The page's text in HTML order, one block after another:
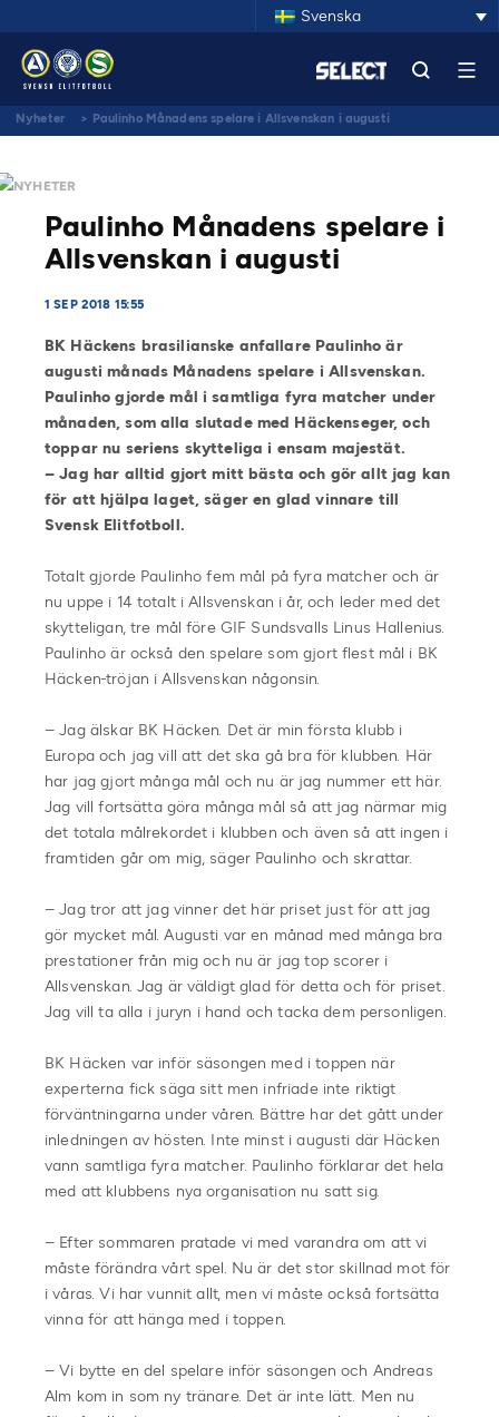
Svenska
Nyheter > Paulinho Månadens spelare i Allsvenskan i augusti
NYHETER
Paulinho Månadens spelare i
Allsvenskan i augusti
1 SEP 2018 15:55
BK Häckens brasilianske anfallare Paulinho är
augusti månads Månadens spelare i Allsvenskan.
Paulinho gjorde mål i samtliga fyra matcher under
månaden, som alla slutade med Häckenseger, och
toppar nu seriens skytteliga i ensam majestät.
– Jag har alltid gjort mitt bästa och gör allt jag kan
för att hjälpa laget, säger en glad vinnare till
Svensk Elitfotboll.
Totalt gjorde Paulinho fem mål på fyra matcher och är
nu uppe i 14 totalt i Allsvenskan i år, och leder med det
skytteligan, tre mål före GIF Sundsvalls Linus Hallenius.
Paulinho är också den spelare som gjort flest mål i BK
Häcken-tröjan i Allsvenskan någonsin.
– Jag älskar BK Häcken. Det är min första klubb i
Europa och jag vill att det ska gå bra för klubben. Här
har jag gjort många mål och nu är jag nummer ett här.
Jag vill fortsätta göra många mål så att jag närmar mig
det totala målrekordet i klubben och även så att ingen i
framtiden går om mig, säger Paulinho och skrattar.
– Jag tror att jag vinner det här priset just för att jag
gör mycket mål. Augusti var en månad med många bra
prestationer från mig och nu är jag top scorer i
Allsvenskan. Jag är väldigt glad för detta och för priset.
Jag vill ta alla i juryn i hand och tacka dem personligen.
BK Häcken var inför säsongen med i toppen när
experterna fick säga sitt men infriade inte riktigt
förväntningarna under våren. Bättre har det gått under
inledningen av hösten. Inte minst i augusti där Häcken
vann samtliga fyra matcher. Paulinho förklarar det hela
med att klubbens nya organisation nu satt sig.
– Efter sommaren pratade vi med varandra om att vi
måste förändra vårt spel. Nu är det stor skillnad mot för
i våras. Vi har vunnit allt, men vi måste också fortsätta
vinna för att hänga med i toppen.
– Vi bytte en del spelare inför säsongen och Andreas
Alm kom in som ny tränare. Det är inte lätt. Men nu